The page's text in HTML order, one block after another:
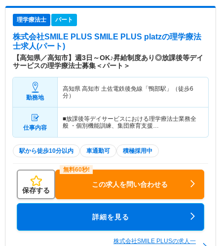
理学療法士 パート
株式会社SMILE PLUS SMILE PLUS platzの理学療法
士求人(パート)
【高知県／高知市】週3日～OK♪昇給制度あり◎放課後等デイ
サービスの理学療法士募集＜パート＞
勤務地
高知県 高知市 土佐電鉄後免線「鴨部駅」（徒歩6
分）
仕事内容
■放課後等デイサービスにおける理学療法士業務全
般 ・個別機能訓練、集団療育支援…
駅から徒歩10分以内 車通勤可 積極採用中
保存する
この求人を問い合わせる
詳細を見る
株式会社SMILE PLUSの求人一